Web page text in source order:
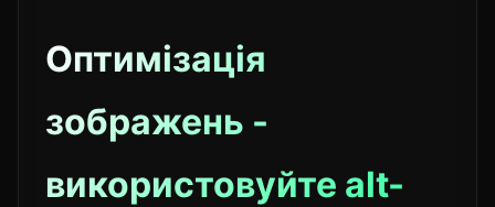
Оптимізація
зображень -
використовуйте alt-